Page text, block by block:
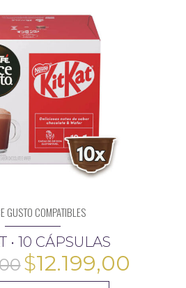
GUSTO COMPATIBLES
• 10 CÁPSULAS
El
$12.199,00